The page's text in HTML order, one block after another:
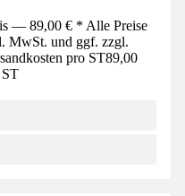
— 89,00 € * Alle Preise
MwSt. und ggf. zzgl.
pro ST89,00
ST